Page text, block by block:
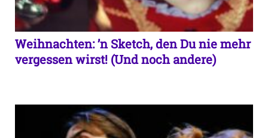
Weihnachten: ’n Sketch, den Du nie mehr
vergessen wirst! (Und noch andere)